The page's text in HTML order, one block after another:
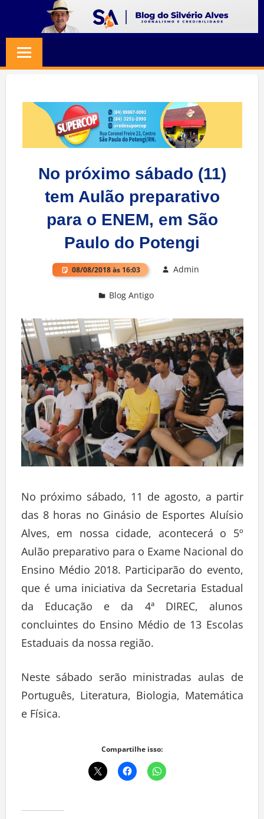
content
SILVERIO
ALVES
Jornalismo
Credibilidade
No próximo sábado (11)
tem Aulão preparativo
para o ENEM, em São
Paulo do Potengi
08/08/2018 às 16:03 Admin
Blog Antigo
No próximo sábado, 11 de agosto, a partir
das 8 horas no Ginásio de Esportes Aluísio
Alves, em nossa cidade, acontecerá o 5º
Aulão preparativo para o Exame Nacional do
Ensino Médio 2018. Participarão do evento,
que é uma iniciativa da Secretaria Estadual
da Educação e da 4ª DIREC, alunos
concluintes do Ensino Médio de 13 Escolas
Estaduais da nossa região.
Neste sábado serão ministradas aulas de
Português, Literatura, Biologia, Matemática
e Física.
Compartilhe isso: